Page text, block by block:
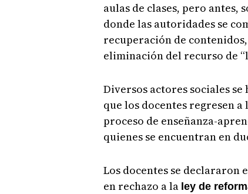
aulas de clases, pero
donde las autoridades se
recuperación de
eliminación del recurso de
Diversos actores sociales
que los docentes regresen
proceso de enseñanza-
quienes se encuentran en
Los docentes se declararon
en rechazo a la ley de